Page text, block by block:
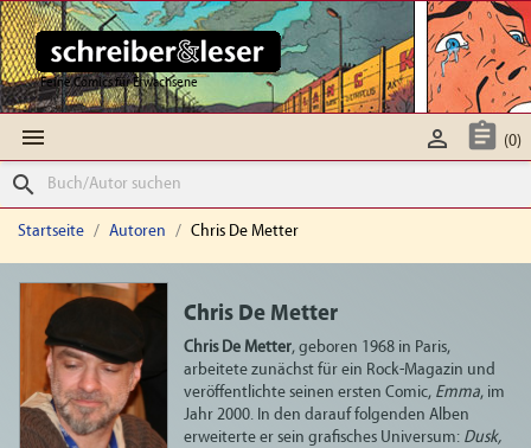
Feine Comics für Erwachsene
  (0)

search
Startseite Autoren Chris De Metter
Chris De Metter
Chris De Metter, geboren 1968 in Paris,
arbeitete zunächst für ein Rock-Magazin und
veröffentlichte seinen ersten Comic, Emma, im
Jahr 2000. In den darauf folgenden Alben
erweiterte er sein grafisches Universum: Dusk,